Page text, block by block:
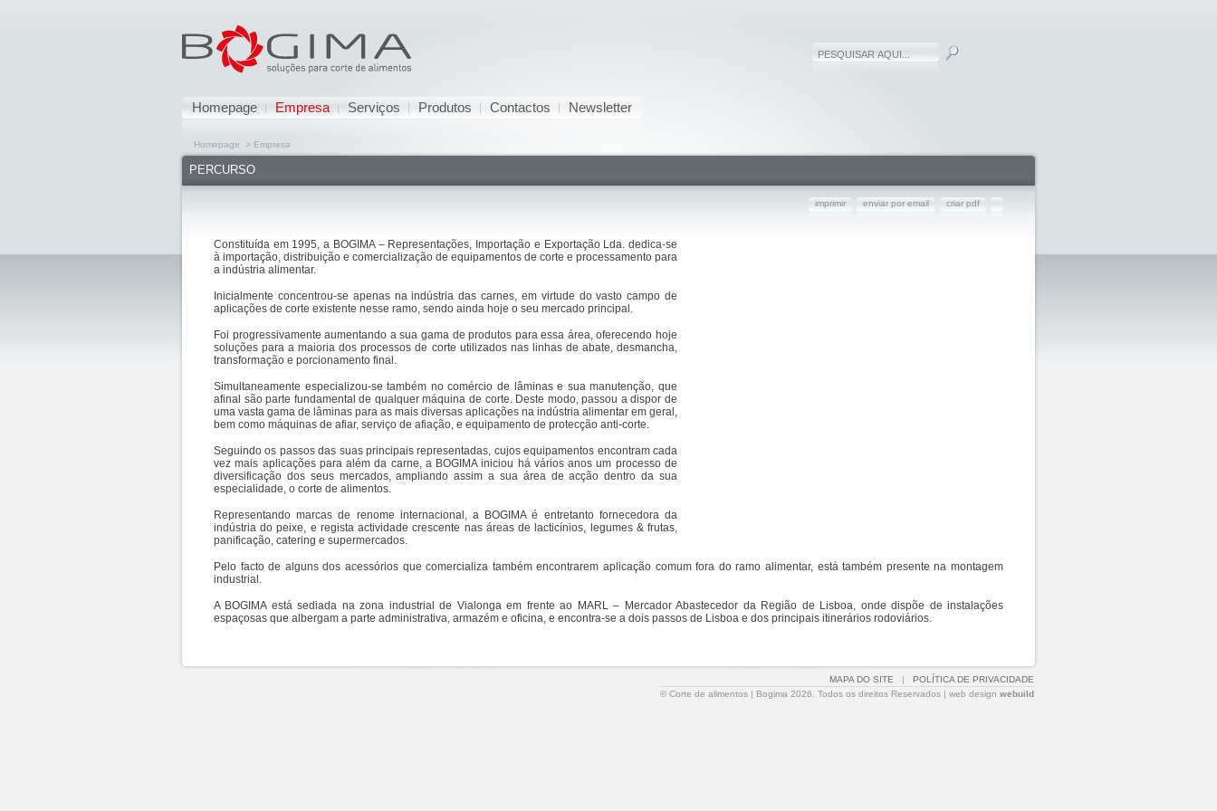
Homepage Empresa Serviços Produtos Contactos Newsletter
Homepage > Empresa
PERCURSO
imprimir enviar por email criar pdf
Constituída em 1995, a BOGIMA – Representações, Importação e Exportação Lda. dedica-se
à importação, distribuição e comercialização de equipamentos de corte e processamento para
a indústria alimentar.
Inicialmente concentrou-se apenas na indústria das carnes, em virtude do vasto campo de
aplicações de corte existente nesse ramo, sendo ainda hoje o seu mercado principal.
Foi progressivamente aumentando a sua gama de produtos para essa área, oferecendo hoje
soluções para a maioria dos processos de corte utilizados nas linhas de abate, desmancha,
transformação e porcionamento final.
Simultaneamente especializou-se também no comércio de lâminas e sua manutenção, que
afinal são parte fundamental de qualquer máquina de corte. Deste modo, passou a dispor de
uma vasta gama de lâminas para as mais diversas aplicações na indústria alimentar em geral,
bem como máquinas de afiar, serviço de afiação, e equipamento de protecção anti-corte.
Seguindo os passos das suas principais representadas, cujos equipamentos encontram cada
vez mais aplicações para além da carne, a BOGIMA iniciou há vários anos um processo de
diversificação dos seus mercados, ampliando assim a sua área de acção dentro da sua
especialidade, o corte de alimentos.
Representando marcas de renome internacional, a BOGIMA é entretanto fornecedora da
indústria do peixe, e regista actividade crescente nas áreas de lacticínios, legumes & frutas,
panificação, catering e supermercados.
Pelo facto de alguns dos acessórios que comercializa também encontrarem aplicação comum fora do ramo alimentar, está também presente na montagem
industrial.
A BOGIMA está sediada na zona industrial de Vialonga em frente ao MARL – Mercador Abastecedor da Região de Lisboa, onde dispõe de instalações
espaçosas que albergam a parte administrativa, armazém e oficina, e encontra-se a dois passos de Lisboa e dos principais itinerários rodoviários.
MAPA DO SITE | POLÍTICA DE PRIVACIDADE
© Corte de alimentos | Bogima 2026. Todos os direitos Reservados | web design webuild